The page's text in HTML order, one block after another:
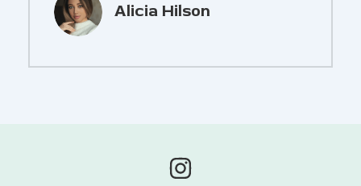
Alicia Hilson